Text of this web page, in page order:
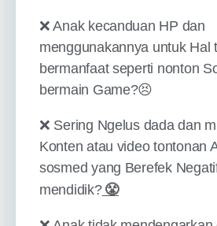
❌ Anak kecanduan HP dan
menggunakannya untuk Hal
bermanfaat seperti nonton
bermain Game?😣
❌ Sering Ngelus dada dan
Konten atau video tontonan
sosmed yang Berefek
mendidik?😤